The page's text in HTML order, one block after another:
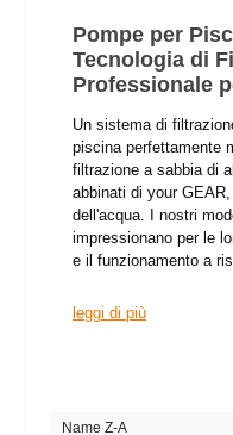
Pompe per
Tecnologia di
Professionale
Un sistema di
piscina perfettamente
filtrazione a sabbia di
abbinati di your
dell'acqua. I nostri
impressionano per le
e il funzionamento a
leggi di più